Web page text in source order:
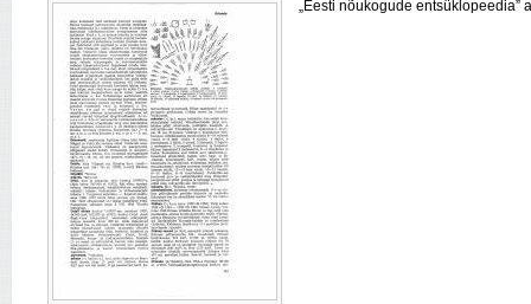
„Eesti nõukogude entsüklopeedia”